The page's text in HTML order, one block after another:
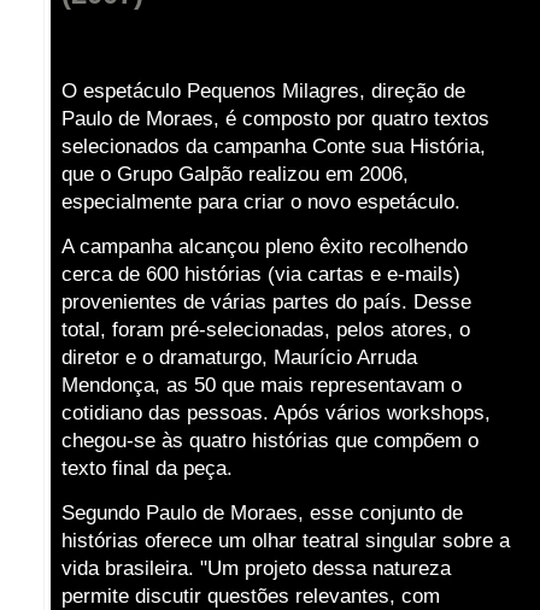
O espetáculo Pequenos Milagres, direção de
Paulo de Moraes, é composto por quatro textos
selecionados da campanha Conte sua História,
que o Grupo Galpão realizou em 2006,
especialmente para criar o novo espetáculo.
A campanha alcançou pleno êxito recolhendo
cerca de 600 histórias (via cartas e e-mails)
provenientes de várias partes do país. Desse
total, foram pré-selecionadas, pelos atores, o
diretor e o dramaturgo, Maurício Arruda
Mendonça, as 50 que mais representavam o
cotidiano das pessoas. Após vários workshops,
chegou-se às quatro histórias que compõem o
texto final da peça.
Segundo Paulo de Moraes, esse conjunto de
histórias oferece um olhar teatral singular sobre a
vida brasileira. "Um projeto dessa natureza
permite discutir questões relevantes, com